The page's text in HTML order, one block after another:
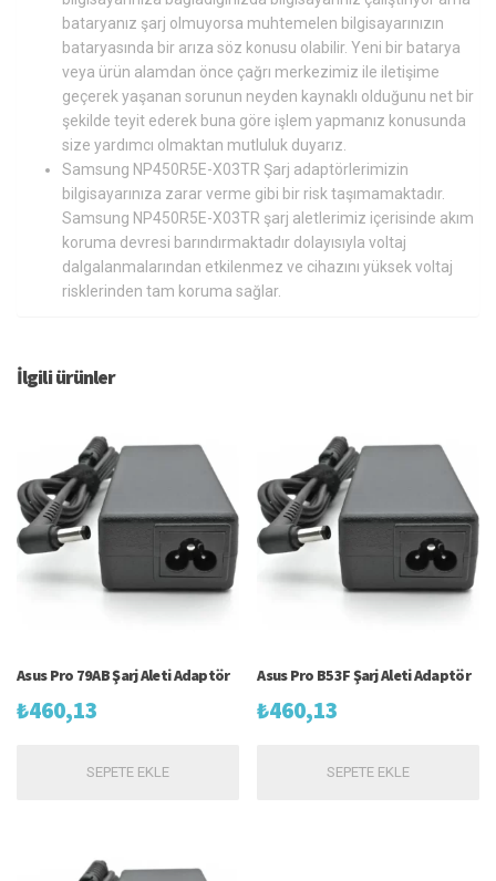
bataryanız şarj olmuyorsa muhtemelen bilgisayarınızın
bataryasında bir arıza söz konusu olabilir. Yeni bir batarya
veya ürün alamdan önce çağrı merkezimiz ile iletişime
geçerek yaşanan sorunun neyden kaynaklı olduğunu net bir
şekilde teyit ederek buna göre işlem yapmanız konusunda
size yardımcı olmaktan mutluluk duyarız.
Samsung NP450R5E-X03TR Şarj adaptörlerimizin
bilgisayarınıza zarar verme gibi bir risk taşımamaktadır.
Samsung NP450R5E-X03TR şarj aletlerimiz içerisinde akım
koruma devresi barındırmaktadır dolayısıyla voltaj
dalgalanmalarından etkilenmez ve cihazını yüksek voltaj
risklerinden tam koruma sağlar.
İlgili ürünler
Asus Pro 79AB Şarj Aleti Adaptör
₺460,13
SEPETE EKLE
Asus Pro B53F Şarj Aleti Adaptör
₺460,13
SEPETE EKLE